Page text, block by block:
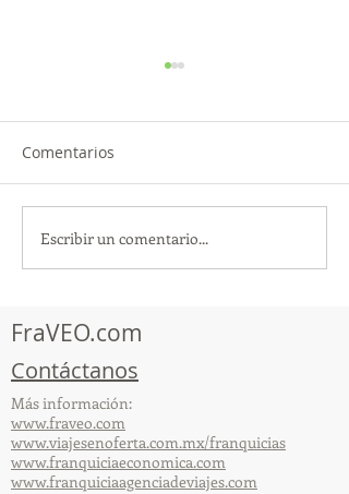
TourTravelynByFraveo
participó en la
Comentarios
Escribir un comentario...
FraVEO.com
Contáctanos
Más información:
www.fraveo.com
www.viajesenoferta.com.mx/franquicias
www.franquiciaeconomica.com
www.franquiciaagenciadeviajes.com